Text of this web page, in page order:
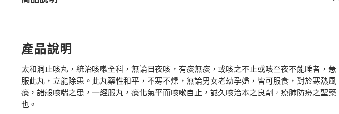
產品說明
太和洞止咳丸，統治咳嗽全科，無論日夜咳，有痰無痰，或咳之不止或咳至夜不能睡者，急
服此丸，立能除患。此丸藥性和平，不寒不燥，無論男女老幼孕婦，皆可服食，對於寒熱風
痰，諸般咳喘之患，一經服丸，痰化氣平而咳嗽自止，誠久咳治本之良劑，療肺防癆之聖藥
也。